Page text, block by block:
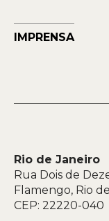
IMPRENSA
Rio de Janeiro
Rua Dois de
Flamengo, Rio
CEP: 22220-040